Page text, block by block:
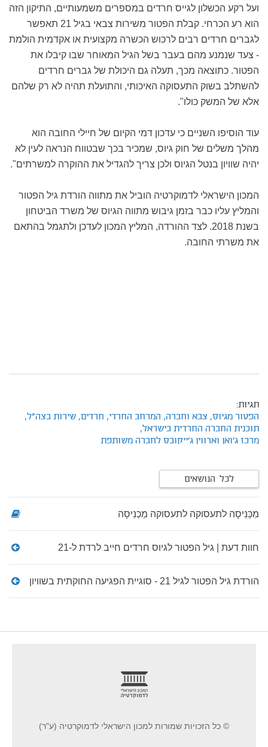
ועל רקע הכשלון לגייס חרדים במספרים משמעותיים, התיקון הזה
הוא רע הכרחי. קבלת הפטור משירות צבאי בגיל 21 תאפשר
לגברים חרדים רבים לרכוש הכשרה מקצועית או אקדמית הולמת
- צעד שנמנע מהם בעבר בשל הגיל המאוחר שבו קיבלו את
הפטור. כתוצאה מכך, תעלה גם היכולת של גברים חרדים
להשתלב בשוק התעסוקה האיכותי, והתועלת תהיה לא רק שלהם
אלא של המשק כולו".
עוד הוסיפו השניים כי עדכון דמי הקיום של חיילי החובה הוא
מהלך משלים של חוק גיוס, שמכיר בכך שבטווח הנראה לעין לא
יהיה שוויון בנטל הגיוס ולכן צריך להגדיל את ההוקרה למשרתים".
המכון הישראלי לדמוקרטיה הוביל את מתווה הורדת גיל הפטור
והמליץ עליו כבר בזמן גיבוש מתווה הגיוס של משרד הביטחון
בשנת 2018. לצד ההורדה, המליץ המכון לעדכן ולתגמל בהתאם
את משרתי החובה.
תגיות:
הפטור מגיוס, צבא וחברה, המרחב החרדי, חרדים, שירות בצה"ל,
תוכנית החברה החרדית בישראל,
מרכז ג'ואן וארווין ג'ייקובס לחברה משותפת
לכל הנושאים
מִכְּנִיסָה לתעסוקה לתעסוקה מַכְנִיסָה
חוות דעת | גיל הפטור לגיוס חרדים חייב לרדת ל-21
הורדת גיל הפטור לגיל 21 - סוגיית הפגיעה החוקתית בשוויון
© כל הזכויות שמורות למכון הישראלי לדמוקרטיה (ע"ר)